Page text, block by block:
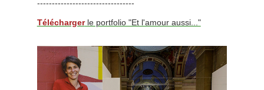
---------------------------------
Téléchargerle portfolio "Et l'amour aussi..."